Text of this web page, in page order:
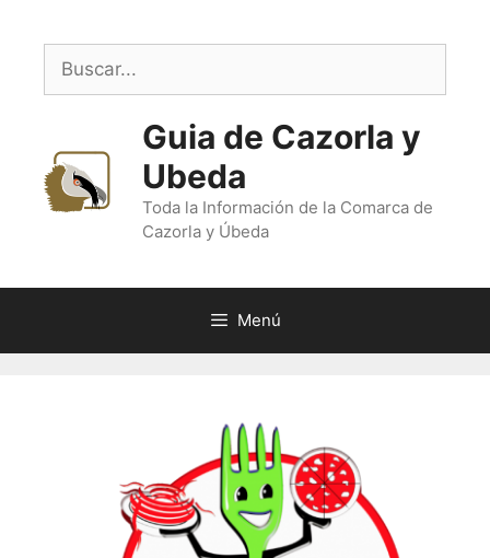
contenido
Buscar:
Guia de Cazorla y
Ubeda
Toda la Información de la Comarca de
Cazorla y Úbeda
Menú